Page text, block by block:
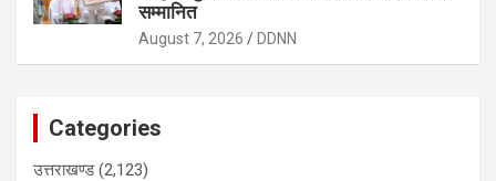
सम्मानित
August 7, 2026 DDNN
Categories
उत्तराखण्ड(2,123)